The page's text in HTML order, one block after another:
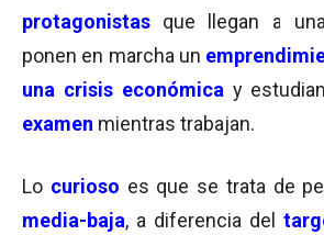
protagonistas que llegan a una
ponen en marcha un
una crisis económica y estudian
examen mientras trabajan.
Lo curioso es que se trata de
media-baja, a diferencia del